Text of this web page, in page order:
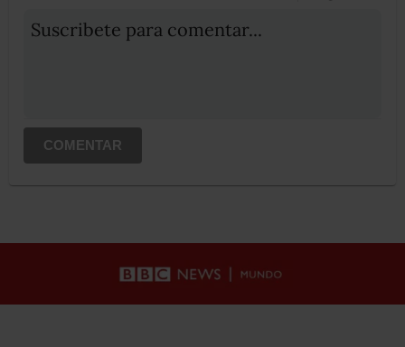
Suscribete para comentar...
COMENTAR